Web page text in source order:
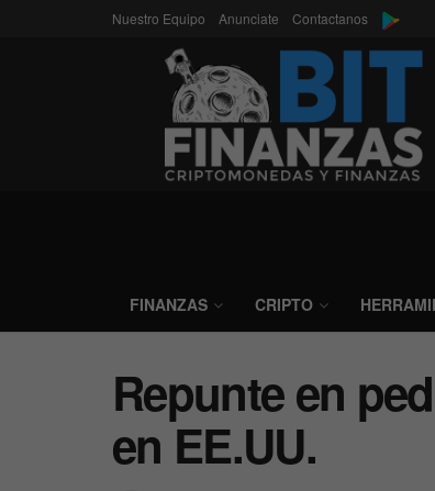
Nuestro Equipo Anunciate Contactanos
FINANZAS CRIPTO
Repunte en
en EE.UU.